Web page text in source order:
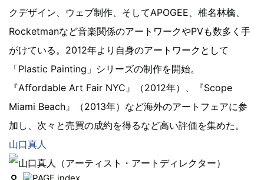
クデザイン、ウェブ制作、そしてAPOGEE、椎名林檎、
Rocketmanなど音楽関係のアートワークやPVも数多く手
がけている。2012年より自身のアートワークとして
「Plastic Painting」シリーズの制作を開始。
『Affordable Art Fair NYC』（2012年）、『Scope
Miami Beach』（2013年）など海外のアートフェアに参
加し、次々と売買の成約を得るなど高い評価を集めた。
山口真人